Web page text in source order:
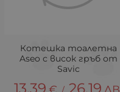
Котешка тоалетна
Aseo с висок гръб от
Savic
13.39 € 26.19 ЛВ.